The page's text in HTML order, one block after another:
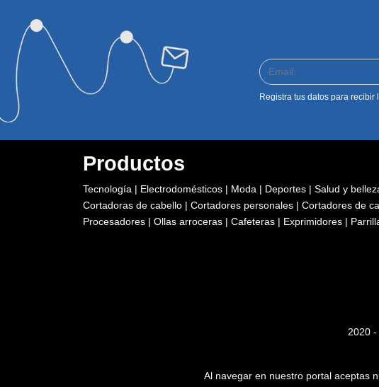
Registra tus datos para recibir
Productos
Tecnología | Electrodomésticos | Moda | Deportes | Salud y
Cortadoras de cabello | Cortadores personales | Cortadores de
Procesadores | Ollas arroceras | Cafeteras | Exprimidores |
2020
Al navegar en nuestro portal aceptas